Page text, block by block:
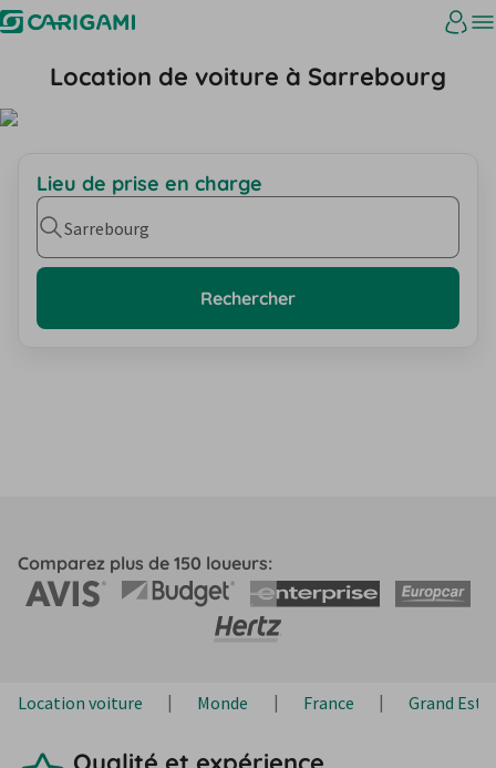
Location de voiture à Sarrebourg
Lieu de prise en charge
Sarrebourg
Rechercher
Comparez plus de 150 loueurs:
Location voiture Monde France Grand Est